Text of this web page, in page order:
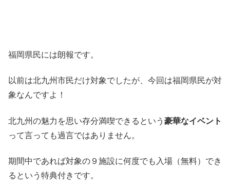
福岡県民には朗報です。
以前は北九州市民だけ対象でしたが、今回は福岡県民が対
象なんですよ！
北九州の魅力を思い存分満喫できるという 豪華なイベント
って言っても過言ではありません。
期間中であれば対象の９施設に何度でも入場（無料）でき
るという特典付きです。